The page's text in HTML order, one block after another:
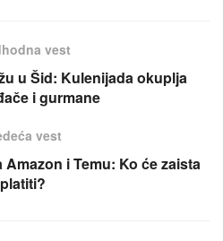
vest
u Šid: Kulenijada okuplja
i gurmane
vest
i Temu: Ko će zaista
platiti?